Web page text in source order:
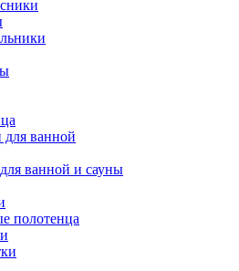
ванной
ванной и сауны
полотенца